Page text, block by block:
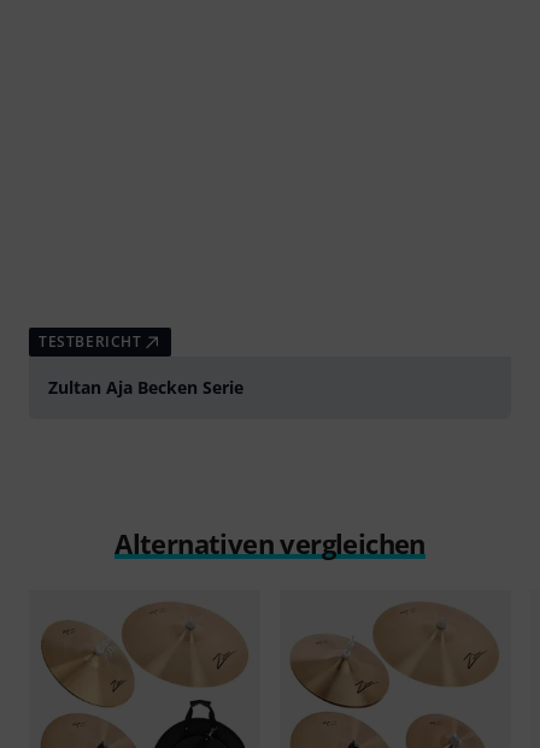
TESTBERICHT
Zultan Aja Becken Serie
Alternativen vergleichen